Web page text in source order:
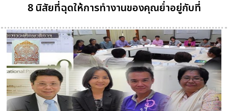
8 นิสัยที่ฉุดให้การทำงานของคุณย่ำอยู่กับที่